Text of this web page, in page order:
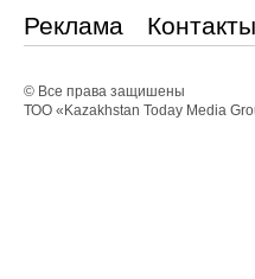
Реклама Контакты
© Все права защишены
ТОО «Kazakhstan Today Media